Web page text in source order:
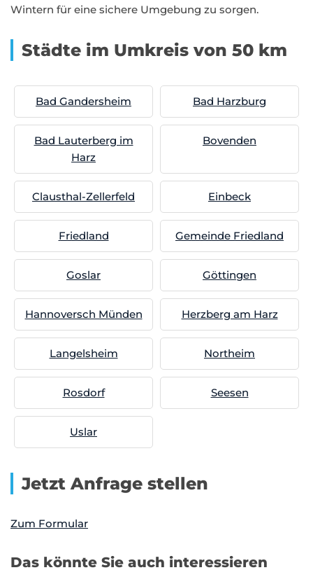
Wintern für eine sichere Umgebung zu sorgen.
Städte im Umkreis von 50 km
Bad Gandersheim Bad Harzburg
Bad Lauterberg im
Harz
Bovenden
Clausthal-Zellerfeld Einbeck
Friedland Gemeinde Friedland
Goslar Göttingen
Hannoversch Münden Herzberg am Harz
Langelsheim Northeim
Rosdorf Seesen
Uslar
Jetzt Anfrage stellen
Zum Formular
Das könnte Sie auch interessieren